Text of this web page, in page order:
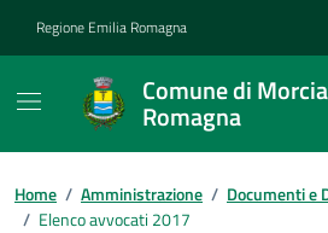
Regione Emilia Romagna
Comune di
Romagna
Contenuti in
Home / Amministrazione / Documenti e
/ Elenco avvocati 2017